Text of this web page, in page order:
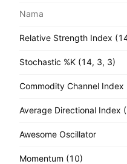
Nama
Relative Strength Index
Stochastic %K (14, 3, 3)
Commodity Channel Index
Average Directional Index
Awesome Oscillator
Momentum (10)